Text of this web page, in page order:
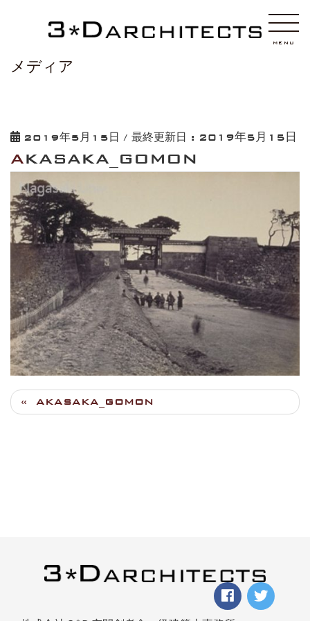
MENU
メディア
2019年5月15日 / 最終更新日 : 2019年5月15日
AKASAKA_GOMON
AKASAKA_GOMON